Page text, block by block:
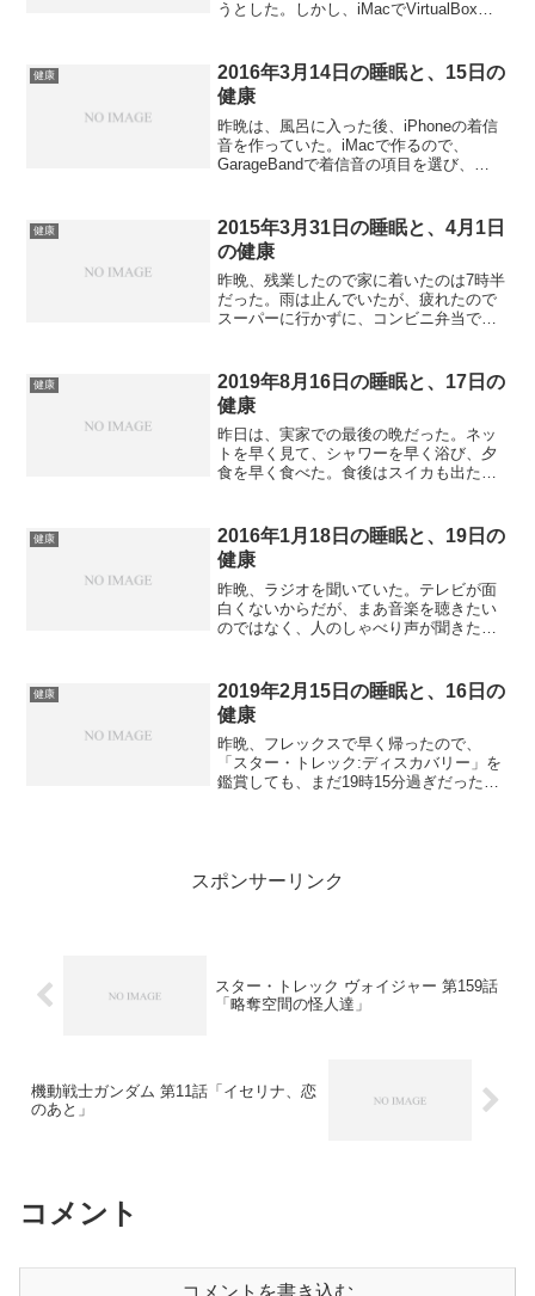
うとした。しかし、iMacでVirtualBoxの
を取られた。なんとか復旧できたのは深
夜...
健康
2016年3月14日の睡眠と、15日の
健康
昨晩は、風呂に入った後、iPhoneの着信
音を作っていた。iMacで作るので、
GarageBandで着信音の項目を選び、
録した。寝たのは10時過ぎ。睡眠は...
健康
2015年3月31日の睡眠と、4月1日
の健康
昨晩、残業したので家に着いたのは7時半
だった。雨は止んでいたが、疲れたので
スーパーに行かずに、コンビニ弁当で済
間は確保できた。風呂に入った後もネッ
トでちょっと作業をして...
健康
2019年8月16日の睡眠と、17日の
健康
昨日は、実家での最後の晩だった。ネッ
トを早く見て、シャワーを早く浴び、夕
食を早く食べた。食後はスイカも出た。
まいそうだった。なんとか21時半に歯磨
きをして、22時に就寝...
健康
2016年1月18日の睡眠と、19日の
健康
昨晩、ラジオを聞いていた。テレビが面
白くないからだが、まあ音楽を聴きたい
のではなく、人のしゃべり声が聞きたい
ら、10時に就寝した。睡眠は結構熟睡。
朝は少し眠りが浅くな...
健康
2019年2月15日の睡眠と、16日の
健康
昨晩、フレックスで早く帰ったので、
「スター・トレック:ディスカバリー」を
鑑賞しても、まだ19時15分過ぎだった。
スポンサーリンク
スター・トレック ヴォイジャー 第159話
「略奪空間の怪人達」
機動戦士ガンダム 第11話「イセリナ、恋
のあと」
コメント
コメントを書き込む